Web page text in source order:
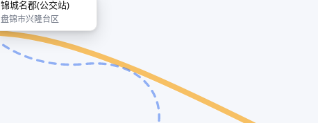
锦城名郡(公交站)
盘锦市兴隆台区